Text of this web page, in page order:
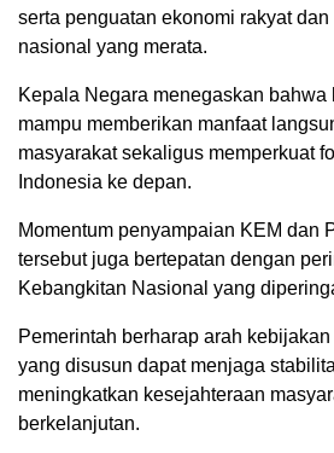
serta penguatan ekonomi rakyat
nasional yang merata.
Kepala Negara menegaskan
mampu memberikan manfaat
masyarakat sekaligus memperkuat
Indonesia ke depan.
Momentum penyampaian KEM dan
tersebut juga bertepatan dengan
Kebangkitan Nasional yang
Pemerintah berharap arah
yang disusun dapat menjaga
meningkatkan kesejahteraan
berkelanjutan.